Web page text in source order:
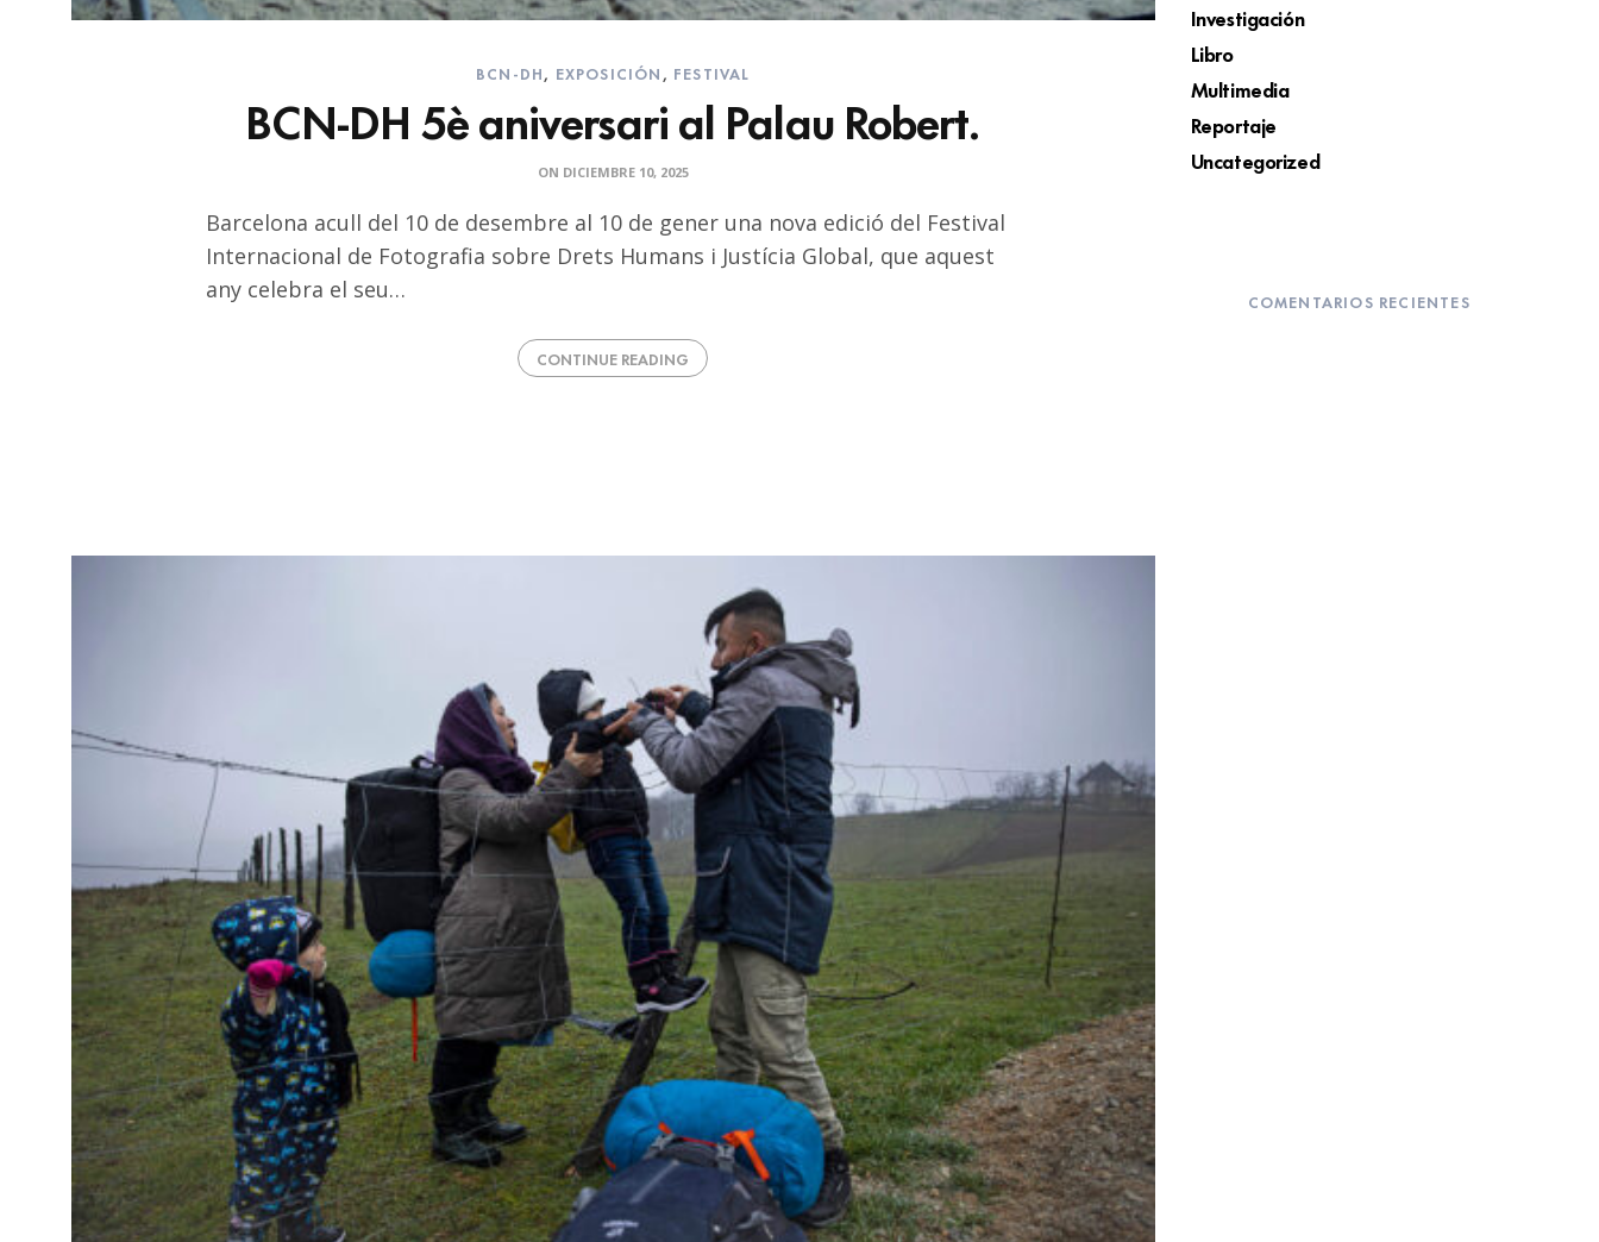
BCN-DH, EXPOSICIÓN , FESTIVAL
BCN-DH 5è aniversari al Palau Robert.
ON DICIEMBRE 10, 2025
Barcelona acull del 10 de desembre al 10 de gener una nova edició del Festival
Internacional de Fotografia sobre Drets Humans i Justícia Global, que aquest
any celebra el seu…
CONTINUE READING
Investigación
Libro
Multimedia
Reportaje
Uncategorized
COMENTARIOS RECIENTES